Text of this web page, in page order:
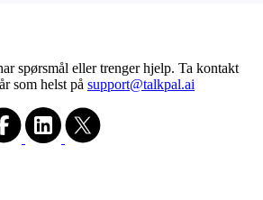
spørsmål eller trenger hjelp. Ta kontakt
som helst på support@talkpal.ai